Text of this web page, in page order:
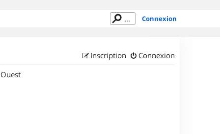
Connexion
Connexion
Inscription